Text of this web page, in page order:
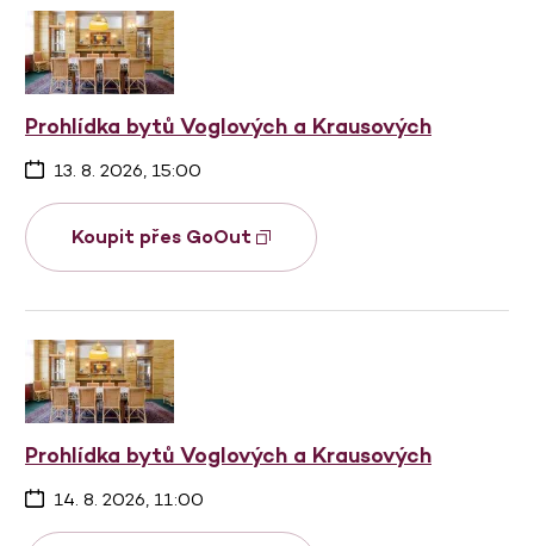
Prohlídka bytů Voglových a Krausových
13. 8. 2026, 15:00
Koupit přes GoOut
Prohlídka bytů Voglových a Krausových
14. 8. 2026, 11:00